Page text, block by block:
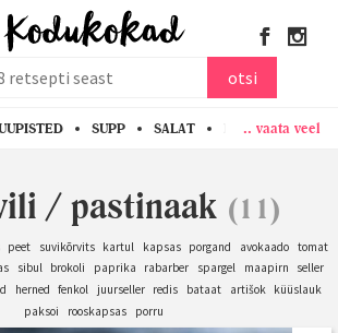
otsi
SUPP SALAT PASTA KANA
.. vaata veel
/ pastinaak (11)
peet suvikõrvits kartul kapsas porgand avokaado tomat
sibul brokoli paprika rabarber spargel maapirn
seller
herned fenkol juurseller redis bataat artišok
küüslauk
paksoi
rooskapsas porru